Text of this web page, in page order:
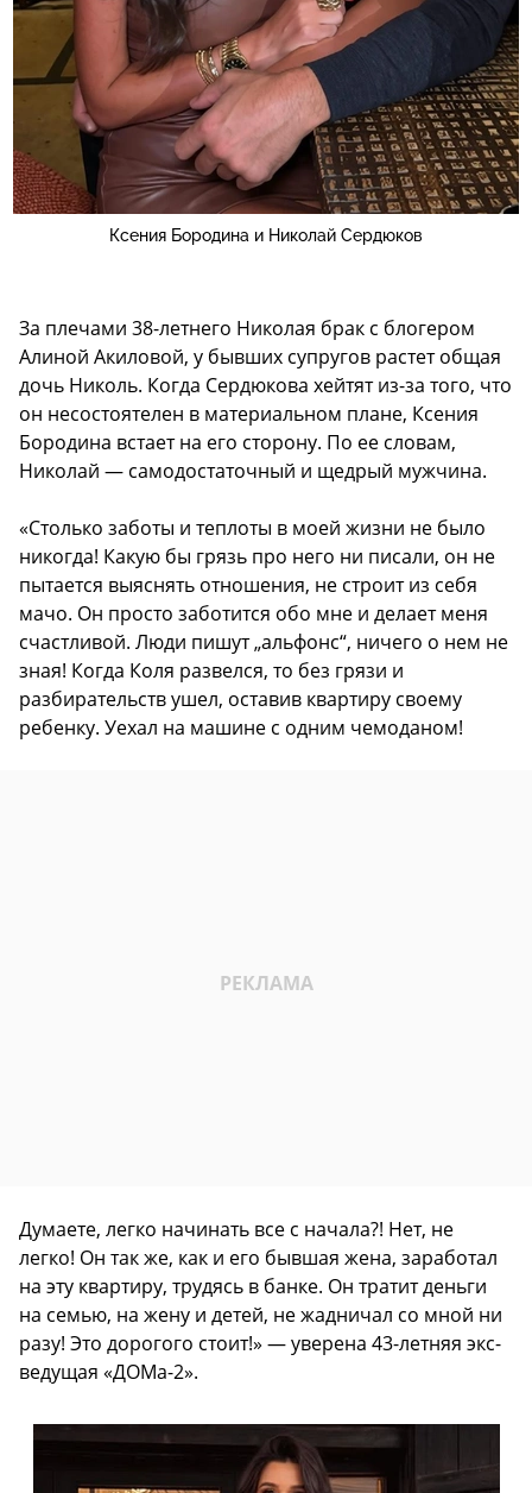
Ксения Бородина и Николай Сердюков
За плечами 38-летнего Николая брак с блогером
Алиной Акиловой, у бывших супругов растет общая
дочь Николь. Когда Сердюкова хейтят из-за того, что
он несостоятелен в материальном плане, Ксения
Бородина встает на его сторону. По ее словам,
Николай — самодостаточный и щедрый мужчина.
«Столько заботы и теплоты в моей жизни не было
никогда! Какую бы грязь про него ни писали, он не
пытается выяснять отношения, не строит из себя
мачо. Он просто заботится обо мне и делает меня
счастливой. Люди пишут „альфонс“, ничего о нем не
зная! Когда Коля развелся, то без грязи и
разбирательств ушел, оставив квартиру своему
ребенку. Уехал на машине с одним чемоданом!
Думаете, легко начинать все с начала?! Нет, не
легко! Он так же, как и его бывшая жена, заработал
на эту квартиру, трудясь в банке. Он тратит деньги
на семью, на жену и детей, не жадничал со мной ни
разу! Это дорогого стоит!» — уверена 43-летняя экс-
ведущая «ДОМа-2».